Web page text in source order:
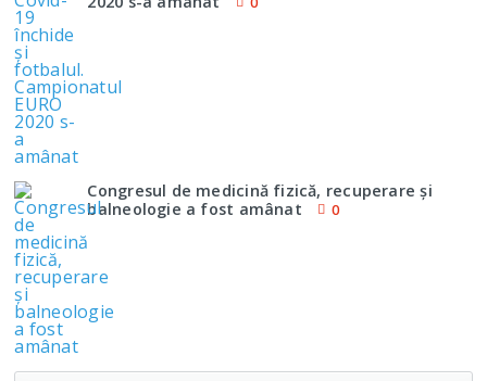
Congresul de medicină fizică, recuperare şi
balneologie a fost amânat
0